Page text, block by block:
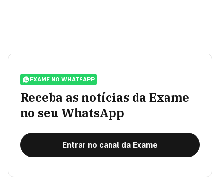
EXAME NO WHATSAPP
Receba as notícias da Exame
no seu WhatsApp
Entrar no canal da Exame